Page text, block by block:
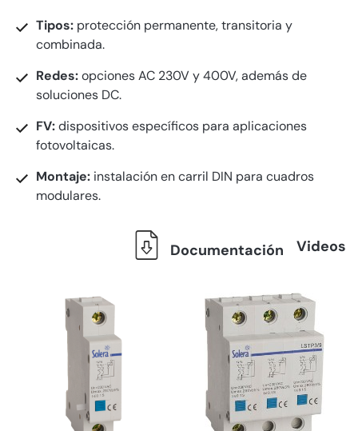
Tipos: protección permanente, transitoria y
combinada.
Redes:opciones AC 230V y 400V, además de
soluciones DC.
FV:dispositivos específicos para aplicaciones
fotovoltaicas.
Montaje: instalación en carril DIN para cuadros
modulares.
Documentación Videos